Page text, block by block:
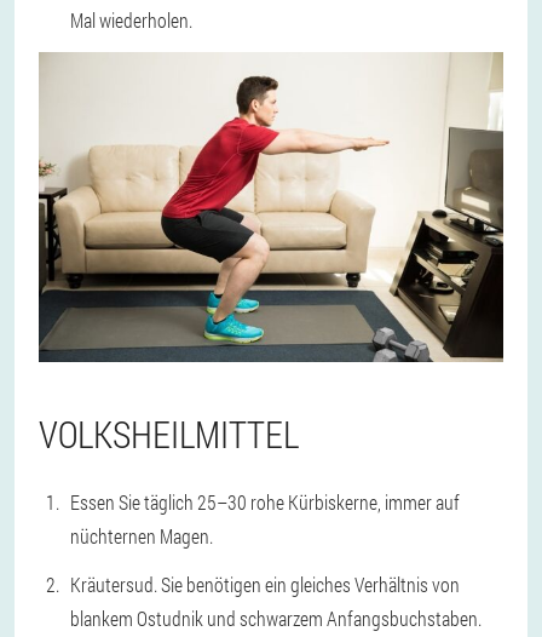
Mal wiederholen.
VOLKSHEILMITTEL
Essen Sie täglich 25–30 rohe Kürbiskerne, immer auf
nüchternen Magen.
Kräutersud. Sie benötigen ein gleiches Verhältnis von
blankem Ostudnik und schwarzem Anfangsbuchstaben.